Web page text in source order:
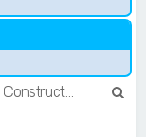
Constructeurs & Teams